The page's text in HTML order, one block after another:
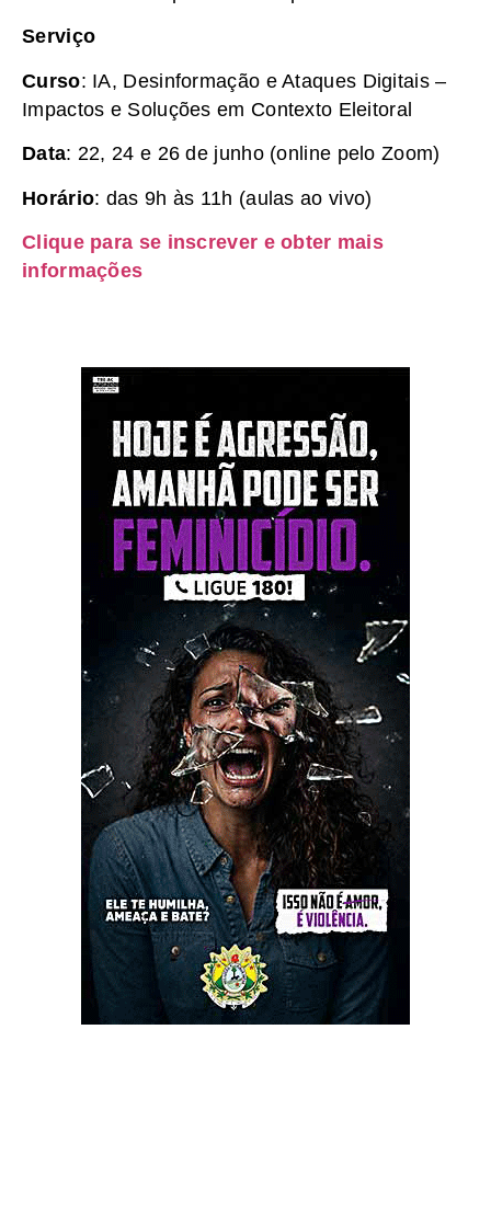
Serviço
Curso: IA, Desinformação e Ataques Digitais –
Impactos e Soluções em Contexto Eleitoral
Data: 22, 24 e 26 de junho (online pelo Zoom)
Horário: das 9h às 11h (aulas ao vivo)
Clique para se inscrever e obter mais
informações